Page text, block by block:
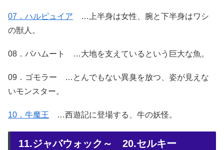
07．ハルピュイア …上半身は女性、腕と下半身はワシ
の獣人。
08．バハムート …大地を支えているという巨大な魚。
09．ゴモラー …とんでもない異臭を放つ、姿が見えな
いモンスター。
10．牛魔王 …西遊記に登場する、牛の妖怪。
11.ジャバウォック～ 20.セルキー